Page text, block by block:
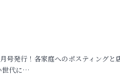
号発行！各家庭へのポスティングと
世代に…